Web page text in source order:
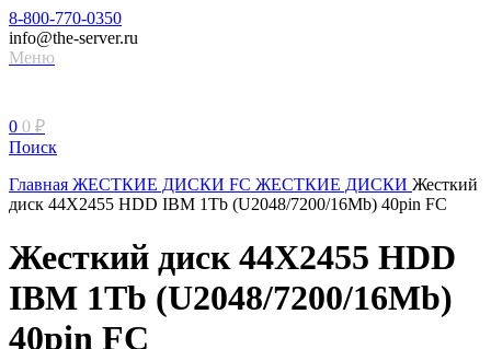
8-800-770-0350
info@the-server.ru
Меню
0 0 ₽
Поиск
Главная ЖЕСТКИЕ ДИСКИ FC ЖЕСТКИЕ ДИСКИ Жесткий
диск 44X2455 HDD IBM 1Tb (U2048/7200/16Mb) 40pin FC
Жесткий диск 44X2455 HDD
IBM 1Tb (U2048/7200/16Mb)
40pin FC